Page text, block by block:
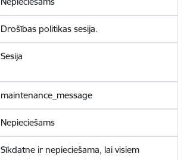
Drošības politikas sesija.
Sesija
maintenance_message
Nepieciešams
Sīkdatne ir nepieciešama, lai visiem